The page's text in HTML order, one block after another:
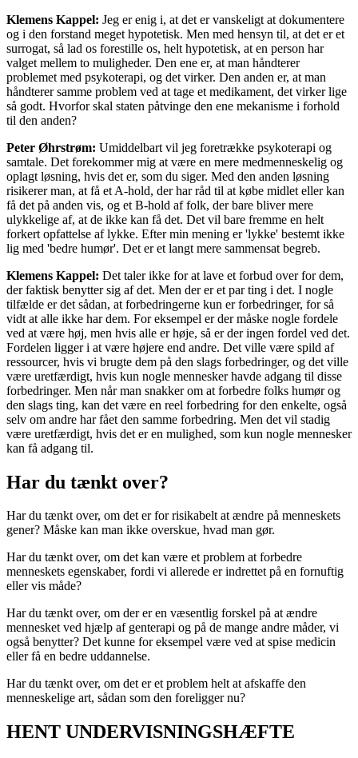
Klemens Kappel: Jeg er enig i, at det er vanskeligt at dokumentere
og i den forstand meget hypotetisk. Men med hensyn til, at det er et
surrogat, så lad os forestille os, helt hypotetisk, at en person har
valget mellem to muligheder. Den ene er, at man håndterer
problemet med psykoterapi, og det virker. Den anden er, at man
håndterer samme problem ved at tage et medikament, det virker lige
så godt. Hvorfor skal staten påtvinge den ene mekanisme i forhold
til den anden?
Peter Øhrstrøm: Umiddelbart vil jeg foretrække psykoterapi og
samtale. Det forekommer mig at være en mere medmenneskelig og
oplagt løsning, hvis det er, som du siger. Med den anden løsning
risikerer man, at få et A-hold, der har råd til at købe midlet eller kan
få det på anden vis, og et B-hold af folk, der bare bliver mere
ulykkelige af, at de ikke kan få det. Det vil bare fremme en helt
forkert opfattelse af lykke. Efter min mening er 'lykke' bestemt ikke
lig med 'bedre humør'. Det er et langt mere sammensat begreb.
Klemens Kappel: Det taler ikke for at lave et forbud over for dem,
der faktisk benytter sig af det. Men der er et par ting i det. I nogle
tilfælde er det sådan, at forbedringerne kun er forbedringer, for så
vidt at alle ikke har dem. For eksempel er der måske nogle fordele
ved at være høj, men hvis alle er høje, så er der ingen fordel ved det.
Fordelen ligger i at være højere end andre. Det ville være spild af
ressourcer, hvis vi brugte dem på den slags forbedringer, og det ville
være uretfærdigt, hvis kun nogle mennesker havde adgang til disse
forbedringer. Men når man snakker om at forbedre folks humør og
den slags ting, kan det være en reel forbedring for den enkelte, også
selv om andre har fået den samme forbedring. Men det vil stadig
være uretfærdigt, hvis det er en mulighed, som kun nogle mennesker
kan få adgang til.
Har du tænkt over?
Har du tænkt over, om det er for risikabelt at ændre på menneskets
gener? Måske kan man ikke overskue, hvad man gør.
Har du tænkt over, om det kan være et problem at forbedre
menneskets egenskaber, fordi vi allerede er indrettet på en fornuftig
eller vis måde?
Har du tænkt over, om der er en væsentlig forskel på at ændre
mennesket ved hjælp af genterapi og på de mange andre måder, vi
også benytter? Det kunne for eksempel være ved at spise medicin
eller få en bedre uddannelse.
Har du tænkt over, om det er et problem helt at afskaffe den
menneskelige art, sådan som den foreligger nu?
HENT UNDERVISNINGSHÆFTE